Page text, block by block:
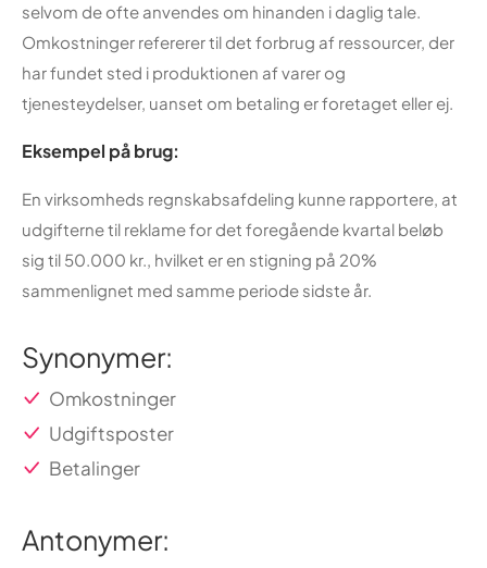
selvom de ofte anvendes om hinanden i daglig tale.
Omkostninger refererer til det forbrug af ressourcer, der
har fundet sted i produktionen af varer og
tjenesteydelser, uanset om betaling er foretaget eller ej.
Eksempel på brug:
En virksomheds regnskabsafdeling kunne rapportere, at
udgifterne til reklame for det foregående kvartal beløb
sig til 50.000 kr., hvilket er en stigning på 20%
sammenlignet med samme periode sidste år.
Synonymer:
Omkostninger
Udgiftsposter
Betalinger
Antonymer: